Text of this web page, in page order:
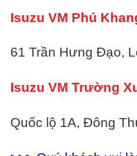
Isuzu VM Phú
61 Trần Hưng Đạo,
Isuzu VM Trường
Quốc lộ 1A, Đông